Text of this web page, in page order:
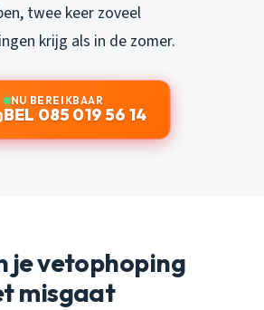
twee keer zoveel
krijg als in de zomer.
NU BEREIKBAAR
BEL 085 019 56 14
je vetophoping
misgaat